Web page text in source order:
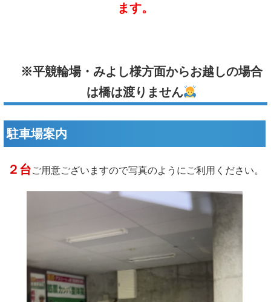
ます。
※平競輪場・みよし様方面からお越しの場合
は橋は渡りません
駐車場案内
２台ご用意ございますので写真のようにご利用ください。